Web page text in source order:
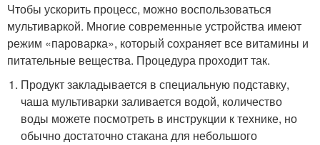
Чтобы ускорить процесс, можно воспользоваться
мультиваркой. Многие современные устройства имеют
режим «пароварка», который сохраняет все витамины и
питательные вещества. Процедура проходит так.
Продукт закладывается в специальную подставку,
чаша мультиварки заливается водой, количество
воды можете посмотреть в инструкции к технике, но
обычно достаточно стакана для небольшого